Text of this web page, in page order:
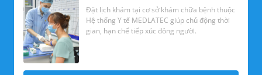
Đặt lịch khám tại cơ sở khám chữa bệnh thuộc
Hệ thống Y tế MEDLATEC giúp chủ động thời
gian, hạn chế tiếp xúc đông người.